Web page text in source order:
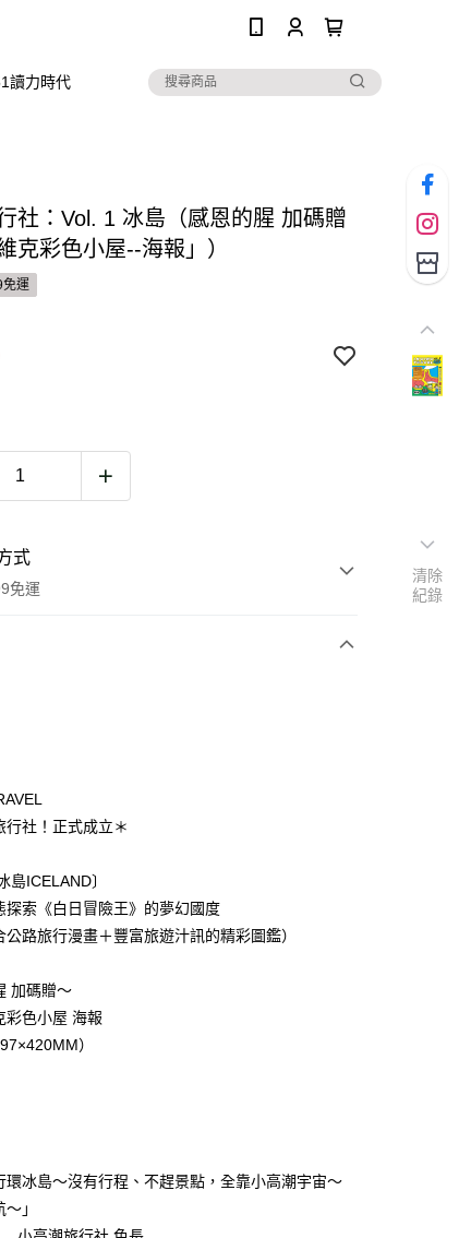
讀力時代
社：Vol. 1 冰島（感恩的腥 加碼贈
克彩色小屋--海報」）
免運
式
免運
滿NT$499(含以上)免運費
行社！正式成立＊
島ICELAND〕
探索《白日冒險王》的夢幻國度
公路旅行漫畫＋豐富旅遊汁訊的精彩圖鑑）
加碼贈～
彩色小屋 海報
）
環冰島～沒有行程、不趕景點，全靠小高潮宇宙～
」
清除
紀錄